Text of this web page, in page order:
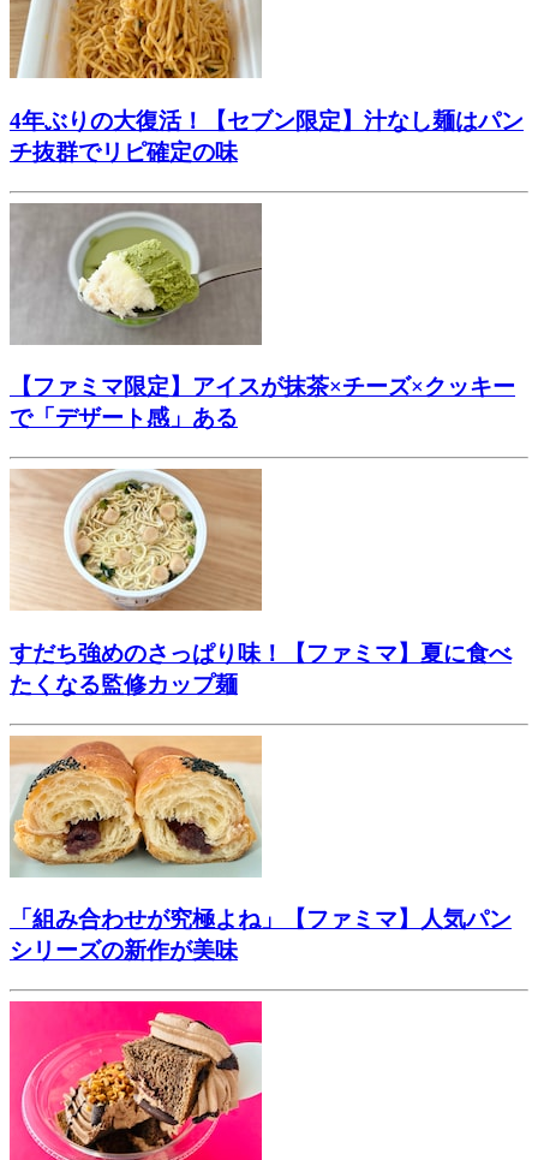
4年ぶりの大復活！【セブン限定】汁なし麺はパン
チ抜群でリピ確定の味
【ファミマ限定】アイスが抹茶×チーズ×クッキー
で「デザート感」ある
すだち強めのさっぱり味！【ファミマ】夏に食べ
たくなる監修カップ麺
「組み合わせが究極よね」【ファミマ】人気パン
シリーズの新作が美味